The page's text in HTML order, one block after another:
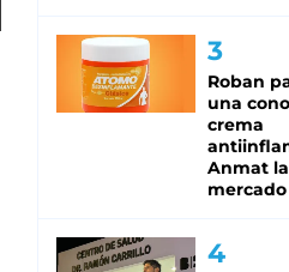
Roban
una
crema
Anmat
mercado